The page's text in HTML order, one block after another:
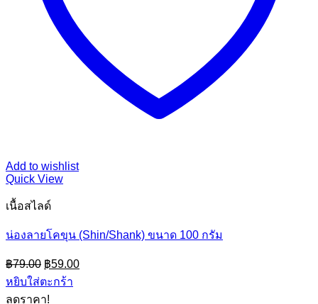
Add to wishlist
Quick View
เนื้อสไลด์
น่องลายโคขุน (Shin/Shank) ขนาด 100 กรัม
฿79.00 Original
price
was:
฿59.00Current
price
หยิบใส่ตะกร้า
ลดราคา!